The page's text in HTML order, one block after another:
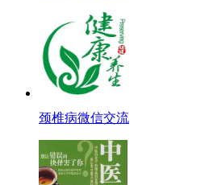
颈椎病微信交流